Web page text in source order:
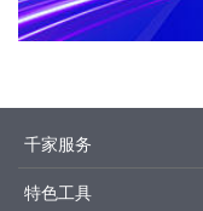
千家服务
特色工具